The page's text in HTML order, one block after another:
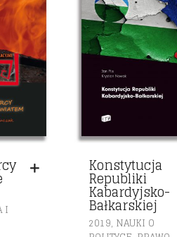
I
Konstytucja
Republiki
Kabardyjsko-
Bałkarskiej
2019, NAUKI O